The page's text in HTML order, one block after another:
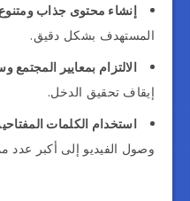
إنشاء محتوى جذاب
المستهدف بشكل دقيق.
الالتزام بمعايير المجتمع
إيقاف تحقيق الدخل.
استخدام الكلمات
وصول الفيديو إلى أكبر